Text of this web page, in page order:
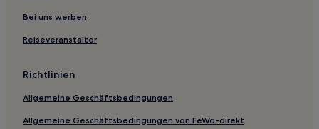
Killay Hotels
Dunvant Hotels
Hotels nahe Llantrisant Castle
Bei uns werben
Reiseveranstalter
Richtlinien
Allgemeine Geschäftsbedingungen
Allgemeine Geschäftsbedingungen von FeWo-direkt